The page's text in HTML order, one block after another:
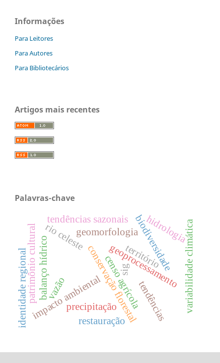
Informações
Para Leitores
Para Autores
Para Bibliotecários
Artigos mais recentes
Palavras-chave
conservação florestal
impacto ambientalcenso agrícola
biodiversidade
rio celeste
tendências
precipitação
vazão
balanço hídrico
geomorfologia
geoprocessamento
hidrologia
tendências sazonais variabilidade climática
território
identidade regional restauração
patrimônio cultural sig